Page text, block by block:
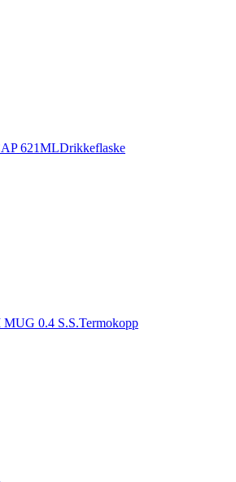
621MLDrikkeflaske
0.4 S.S.Termokopp